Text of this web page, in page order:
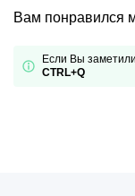
Вам понравился
Если Вы
CTRL+Q